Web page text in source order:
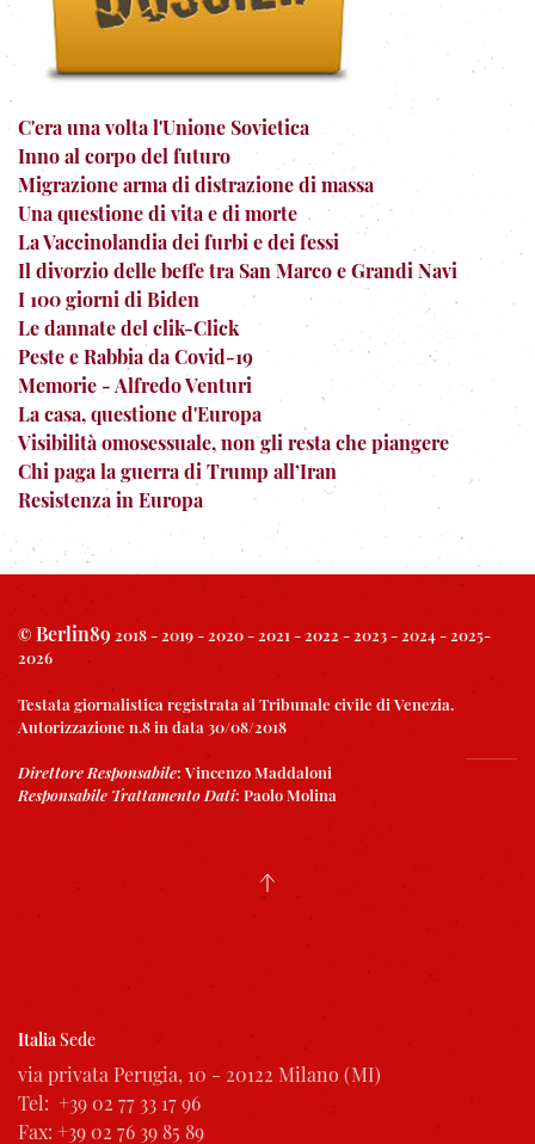
C'era una volta l'Unione Sovietica
Inno al corpo del futuro
Migrazione arma di distrazione di massa
Una questione di vita e di morte
La Vaccinolandia dei furbi e dei fessi
Il divorzio delle beffe tra San Marco e Grandi Navi
I 100 giorni di Biden
Le dannate del clik-Click
Peste e Rabbia da Covid-19
Memorie - Alfredo Venturi
La casa, questione d'Europa
Visibilità omosessuale, non gli resta che piangere
Chi paga la guerra di Trump all’Iran
Resistenza in Europa
© Berlin89 2018 - 2019 - 2020 - 2021 - 2022 - 2023 - 2024 - 2025-
2026
Testata giornalistica registrata al Tribunale civile di Venezia.
Autorizzazione n.8 in data 30/08/2018
Direttore Responsabile: Vincenzo Maddaloni
Responsabile Trattamento Dati: Paolo Molina
Italia Sede
via privata Perugia, 10 - 20122 Milano (MI)
Tel: +39 02 77 33 17 96
Fax: +39 02 76 39 85 89